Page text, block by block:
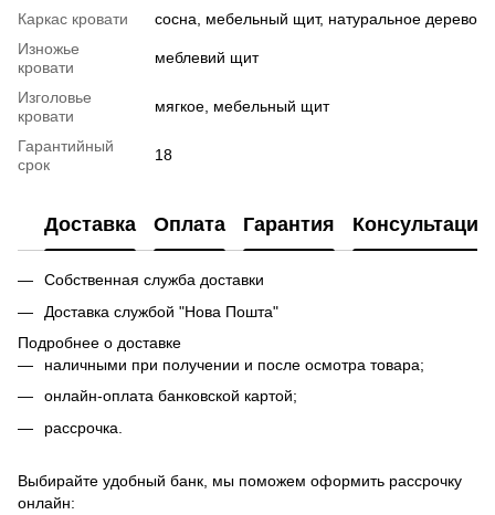
Каркас кровати
сосна, мебельный щит, натуральное дерево
Изножье
кровати
меблевий щит
Изголовье
кровати
мягкое, мебельный щит
Гарантийный
срок
18
Доставка Оплата Гарантия Консультация
Собственная служба доставки
Доставка службой "Нова Пошта"
Подробнее о доставке
наличными при получении и после осмотра товара;
онлайн-оплата банковской картой;
рассрочка.
Выбирайте удобный банк, мы поможем оформить рассрочку
онлайн: